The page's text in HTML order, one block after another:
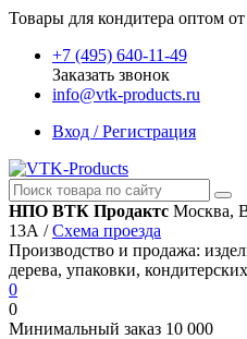
Товары для кондитера оптом
+7 (495) 640-11-49
Заказать звонок
info@vtk-products.ru
Вход / Регистрация
НПО ВТК Продактс Москва,
13А /Схема проезда
Производство и продажа:
дерева, упаковки,
0
0
Минимальный заказ 10 000